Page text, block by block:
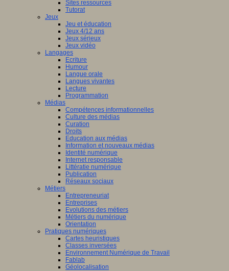
Sites ressources
Tutorat
Jeux
Jeu et éducation
Jeux 4/12 ans
Jeux sérieux
Jeux vidéo
Langages
Ecriture
Humour
Langue orale
Langues vivantes
Lecture
Programmation
Médias
Compétences informationnelles
Culture des médias
Curation
Droits
Education aux médias
Information et nouveaux médias
Identité numérique
Internet responsable
Littératie numérique
Publication
Réseaux sociaux
Métiers
Entrepreneuriat
Entreprises
Evolutions des métiers
Métiers du numérique
Orientation
Pratiques numériques
Cartes heuristiques
Classes inversées
Environnement Numérique de Travail
Fablab
Géolocalisation